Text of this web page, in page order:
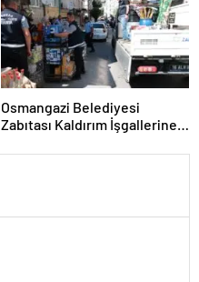
Osmangazi Belediyesi
Zabıtası Kaldırım İşgallerine